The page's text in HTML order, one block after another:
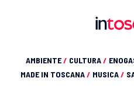
AMBIENTE/ CULTURA/
MADE IN TOSCANA/ MUSICA/